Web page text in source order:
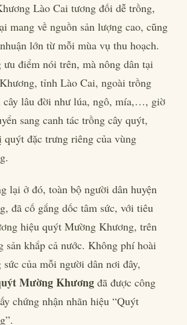
Lào Cai tương đối dễ trồng,
mang về nguồn sản lượng cao, cũng
lớn từ mỗi mùa vụ thu hoạch.
điểm nói trên, mà nông dân tại
tỉnh Lào Cai, ngoài trồng
cây lâu đời như lúa, ngô, mía,…, giờ
sang canh tác trồng cây quýt,
quýt đặc trưng riêng của vùng
lại ở đó, toàn bộ người dân huyện
đã cố gắng dốc tâm sức, với tiêu
hiệu quýt Mường Khương, trên
sản khắp cả nước. Không phí hoài
của mỗi người dân nơi đây,
Mường Khương đã được công
chứng nhận nhãn hiệu “Quýt